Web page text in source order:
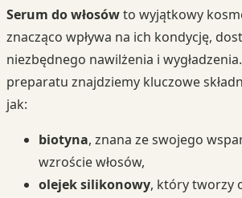
Serum do włosówto wyjątkowy
znacząco wpływa na ich kondycję,
niezbędnego nawilżenia i
preparatu znajdziemy kluczowe
jak:
biotyna, znana ze swojego
wzroście włosów,
olejek silikonowy, który tworzy